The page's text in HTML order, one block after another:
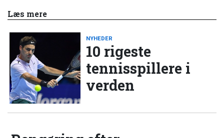
Læs mere
NYHEDER
10 rigeste
tennisspillere i
verden